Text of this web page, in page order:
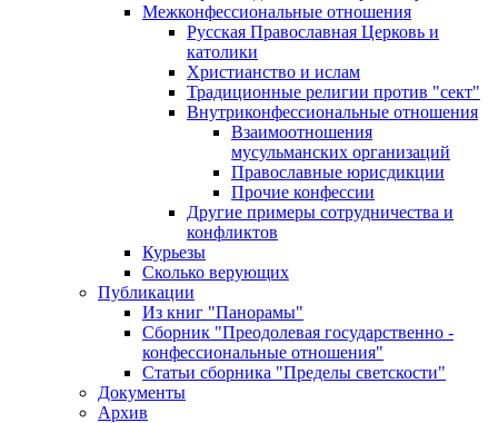
Межконфессиональные отношения
Русская Православная Церковь и
католики
Христианство и ислам
Традиционные религии против "сект"
Внутриконфессиональные отношения
Взаимоотношения
мусульманских организаций
Православные юрисдикции
Прочие конфессии
Другие примеры сотрудничества и
конфликтов
Курьезы
Сколько верующих
Публикации
Из книг "Панорамы"
Сборник "Преодолевая государственно -
конфессиональные отношения"
Статьи сборника "Пределы светскости"
Документы
Архив